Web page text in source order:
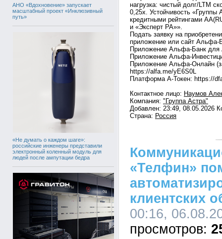
АНО «Вдохновение» запускает
масштабный проект «Инклюзивный
путь»
«Не думать о каждом шаге»:
российские инженеры представили
электронный коленный модуль для
людей после ампутации бедра
нагрузка: чистый долг/LTM
0,25x. Устойчивость «Группы
кредитными рейтингами
и «Эксперт РА»».
Подать заявку на
приложение или сайт Альфа-
Приложение Альфа-Банк для
Приложение Альфа-
Приложение Альфа-Онлайн
https://alfa.me/yE6S0L
Платформа А-Токен: https://
Контактное лицо: Наумов
Компания: "Группа Астра"
Добавлен: 23:49, 08.05.2026
Страна: Россия
«Телфин»
клиентских
00:16,